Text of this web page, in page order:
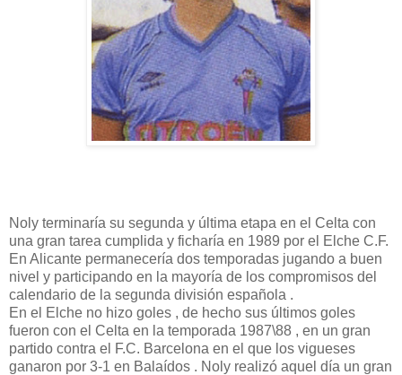
Noly terminaría su segunda y última etapa en el Celta con
una gran tarea cumplida y ficharía en 1989 por el Elche C.F.
En Alicante permanecería dos temporadas jugando a buen
nivel y participando en la mayoría de los compromisos del
calendario de la segunda división española .
En el Elche no hizo goles , de hecho sus últimos goles
fueron con el Celta en la temporada 1987\88 , en un gran
partido contra el F.C. Barcelona en el que los vigueses
ganaron por 3-1 en Balaídos . Noly realizó aquel día un gran